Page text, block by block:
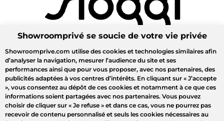
Showroomprivé se soucie de votre vie privée
Showroomprive.com utilise des cookies et technologies similaires afin
d’analyser la navigation, mesurer l’audience du site et ses
performances ainsi que pour vous proposer, avec nos partenaires, des
publicités adaptées à vos centres d’intérêts. En cliquant sur « J’accepte
», vous consentez au dépôt de ces cookies et notamment à ce que ces
informations soient partagées avec nos partenaires. Vous pouvez
choisir de cliquer sur « Je refuse » et dans ce cas, vous ne pourrez pas
recevoir de contenu personnalisé et seuls les cookies nécessaires au